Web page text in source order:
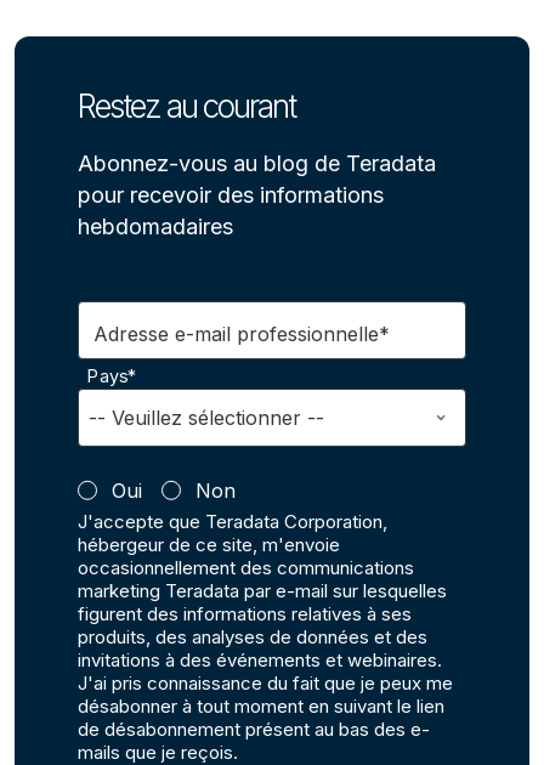
Restez au courant
Abonnez-vous au blog de Teradata
pour recevoir des informations
hebdomadaires
Adresse e-mail professionnelle*
Pays*
Oui Non
J'accepte que Teradata Corporation,
hébergeur de ce site, m'envoie
occasionnellement des communications
marketing Teradata par e-mail sur lesquelles
figurent des informations relatives à ses
produits, des analyses de données et des
invitations à des événements et webinaires.
J'ai pris connaissance du fait que je peux me
désabonner à tout moment en suivant le lien
de désabonnement présent au bas des e-
mails que je reçois.